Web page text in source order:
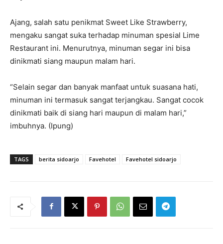
Ajang, salah satu penikmat Sweet Like Strawberry,
mengaku sangat suka terhadap minuman spesial Lime
Restaurant ini. Menurutnya, minuman segar ini bisa
dinikmati siang maupun malam hari.
“Selain segar dan banyak manfaat untuk suasana hati,
minuman ini termasuk sangat terjangkau. Sangat cocok
dinikmati baik di siang hari maupun di malam hari,”
imbuhnya. (Ipung)
TAGS berita sidoarjo Favehotel Favehotel sidoarjo